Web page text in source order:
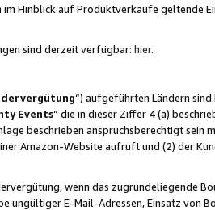
Hinblick auf Produktverkäufe geltende
sind derzeit verfügbar: hier.
“) aufgeführten Ländern
Events“ die in dieser Ziffer 4 (a)
beschrieben anspruchsberechtigt sein
Amazon-Website aufruft und (2) der
wenn das zugrundeliegende
ungültiger E-Mail-Adressen, Einsatz von